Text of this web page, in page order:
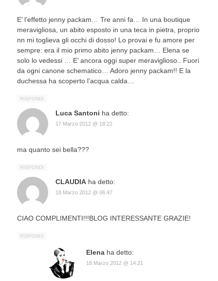
E’ l’effetto jenny packam… Tre anni fa… In una boutique
meravigliosa, un abito esposto in una teca in pietra, proprio
nn mi toglieva gli occhi di dosso! Lo provai e fu amore per
sempre: era il mio primo abito jenny packam… Elena se
solo lo vedessi … E’ ancora oggi super meraviglioso.. Fuori
da ogni canone schematico… Adoro jenny packam!! E la
duchessa ha scoperto l’acqua calda…
RISPONDI
Luca Santoni ha detto:
17 Marzo 2012 @ 18:22
ma quanto sei bella???
RISPONDI
CLAUDIA ha detto:
18 Marzo 2012 @ 06:47
CIAO COMPLIMENTI!!!BLOG INTERESSANTE GRAZIE!
RISPONDI
Elena ha detto:
18 Marzo 2012 @ 14:21